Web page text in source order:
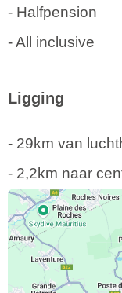
- Halfpension
- All inclusive
Ligging
- 29km van
- 2,2km naar